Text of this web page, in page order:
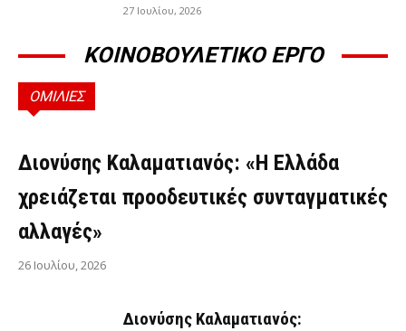
27 Ιουλίου, 2026
ΚΟΙΝΟΒΟΥΛΕΤΙΚΟ ΕΡΓΟ
ΟΜΙΛΙΕΣ
ΟΜΙΛΊΕΣ
Διονύσης Καλαματιανός: «Η Ελλάδα
χρειάζεται προοδευτικές συνταγματικές
αλλαγές»
26 Ιουλίου, 2026
Διονύσης Καλαματιανός: